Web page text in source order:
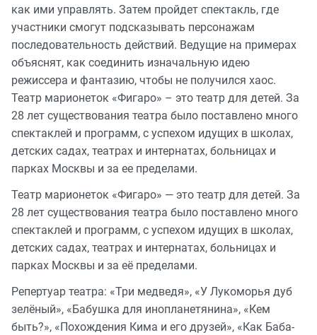
как ими управлять. Затем пройдет спектакль, где
участники смогут подсказывать персонажам
последовательность действий. Ведущие на примерах
объяснят, как соединить изначальную идею
режиссера и фантазию, чтобы не получился хаос.
Театр марионеток «Фигаро» – это театр для детей. За
28 лет существования театра было поставлено много
спектаклей и программ, с успехом идущих в школах,
детских садах, театрах и интернатах, больницах и
парках Москвы и за ее пределами.
Театр марионеток «Фигаро» — это театр для детей. За
28 лет существования театра было поставлено много
спектаклей и программ, с успехом идущих в школах,
детских садах, театрах и интернатах, больницах и
парках Москвы и за её пределами.
Репертуар театра: «Три медведя», «У Лукоморья дуб
зелёный», «Бабушка для инопланетянина», «Кем
быть?», «Похождения Кима и его друзей», «Как Баба-